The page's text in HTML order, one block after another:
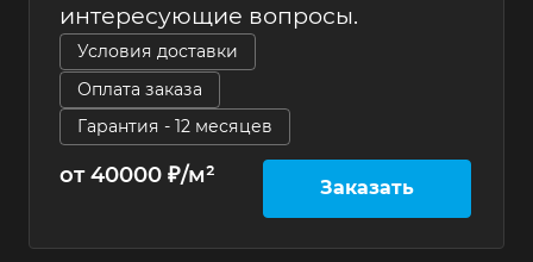
интересующие вопросы.
Условия доставки
Оплата заказа
Гарантия - 12 месяцев
от 40000 ₽/м² Заказать